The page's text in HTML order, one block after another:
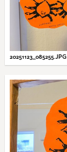
20251123_085255.JPG